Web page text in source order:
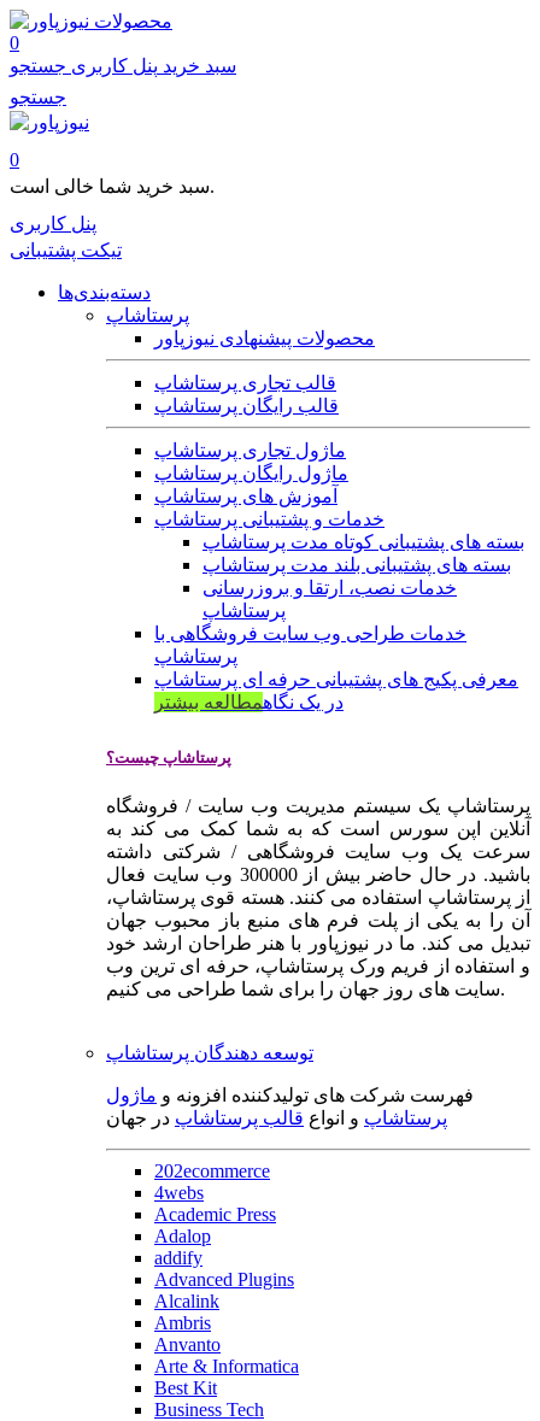
محصولات
0
سبد خرید پنل کاربری جستجو
جستجو
0
سبد خرید شما خالی است.
پنل کاربری
تیکت پشتیبانی
دسته‌بندی‌ها
پرستاشاپ
محصولات پیشنهادی نیوزپاور
قالب تجاری پرستاشاپ
قالب رایگان پرستاشاپ
ماژول تجاری پرستاشاپ
ماژول رایگان پرستاشاپ
آموزش های پرستاشاپ
خدمات و پشتیبانی پرستاشاپ
بسته های پشتیبانی کوتاه مدت پرستاشاپ
بسته های پشتیبانی بلند مدت پرستاشاپ
خدمات نصب، ارتقا و بروزرسانی
پرستاشاپ
خدمات طراحی وب سایت فروشگاهی با
پرستاشاپ
معرفی پکیج های پشتیبانی حرفه ای پرستاشاپ
در یک نگاهمطالعه بیشتر
پرستاشاپ چیست؟
پرستاشاپ یک سیستم مدیریت وب سایت / فروشگاه
آنلاین اپن سورس است که به شما کمک می کند به
سرعت یک وب سایت فروشگاهی / شرکتی داشته
باشید. در حال حاضر بیش از 300000 وب سایت فعال
از پرستاشاپ استفاده می کنند. هسته قوی پرستاشاپ،
آن را به یکی از پلت فرم های منبع باز محبوب جهان
تبدیل می کند. ما در نیوزپاور با هنر طراحان ارشد خود
و استفاده از فریم ورک پرستاشاپ، حرفه ای ترین وب
سایت های روز جهان را برای شما طراحی می کنیم.
توسعه دهندگان پرستاشاپ
فهرست شرکت های تولیدکننده افزونه و ماژول
پرستاشاپ و انواع قالب پرستاشاپ در جهان
202ecommerce
4webs
Academic Press
Adalop
addify
Advanced Plugins
Alcalink
Ambris
Anvanto
Arte & Informatica
Best Kit
Business Tech